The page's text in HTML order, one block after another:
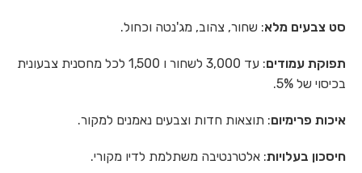
סט צבעים מלא: שחור, צהוב, מג'נטה וכחול.
תפוקת עמודים
: עד 3,000 לשחור ו 1,500 לכל מחסנית צבעונית
בכיסוי של 5%.
איכות פרימיום: תוצאות חדות וצבעים נאמנים למקור.
חיסכון בעלויות: אלטרנטיבה משתלמת לדיו מקורי.